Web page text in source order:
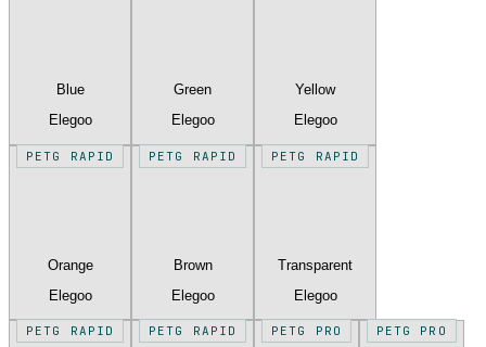
Blue
Elegoo
Green
Elegoo
Yellow
Elegoo
PETG RAPID
Orange
Elegoo
PETG RAPID
Brown
Elegoo
PETG RAPID
Transparent
Elegoo
PETG RAPID PETG RAPID PETG PRO PETG PRO